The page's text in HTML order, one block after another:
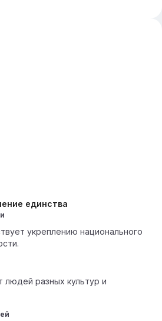
единства
укреплению национального
людей разных культур и